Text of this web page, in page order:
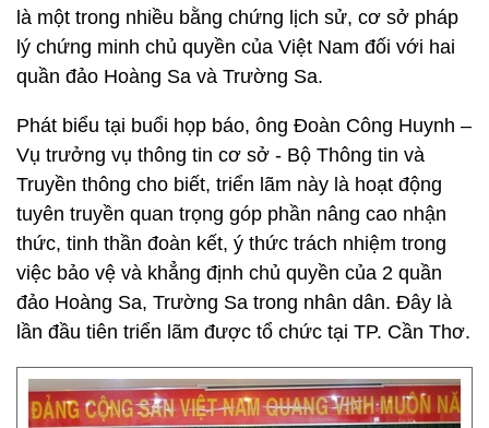
là một trong nhiều bằng chứng lịch sử, cơ sở pháp
lý chứng minh chủ quyền của Việt Nam đối với hai
quần đảo Hoàng Sa và Trường Sa.
Phát biểu tại buổi họp báo, ông Đoàn Công Huynh –
Vụ trưởng vụ thông tin cơ sở - Bộ Thông tin và
Truyền thông cho biết, triển lãm này là hoạt động
tuyên truyền quan trọng góp phần nâng cao nhận
thức, tinh thần đoàn kết, ý thức trách nhiệm trong
việc bảo vệ và khẳng định chủ quyền của 2 quần
đảo Hoàng Sa, Trường Sa trong nhân dân. Đây là
lần đầu tiên triển lãm được tổ chức tại TP. Cần Thơ.